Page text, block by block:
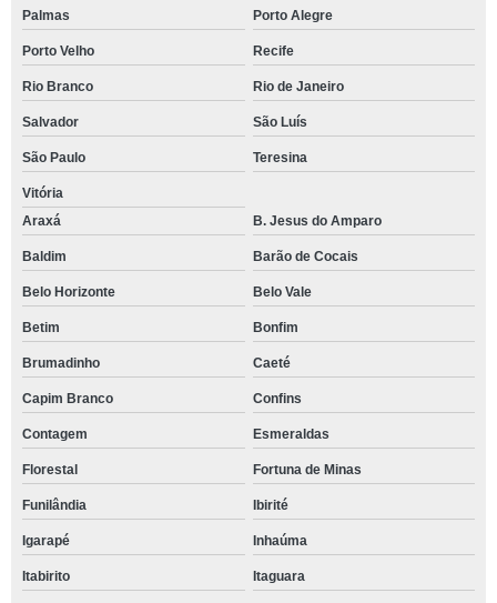
Palmas Porto Alegre
Porto Velho Recife
Rio Branco Rio de Janeiro
Salvador São Luís
São Paulo Teresina
Vitória
Araxá
B. Jesus do Amparo
Baldim Barão de Cocais
Belo Horizonte Belo Vale
Betim Bonfim
Brumadinho Caeté
Capim Branco Confins
Contagem Esmeraldas
Florestal Fortuna de Minas
Funilândia Ibirité
Igarapé Inhaúma
Itabirito Itaguara